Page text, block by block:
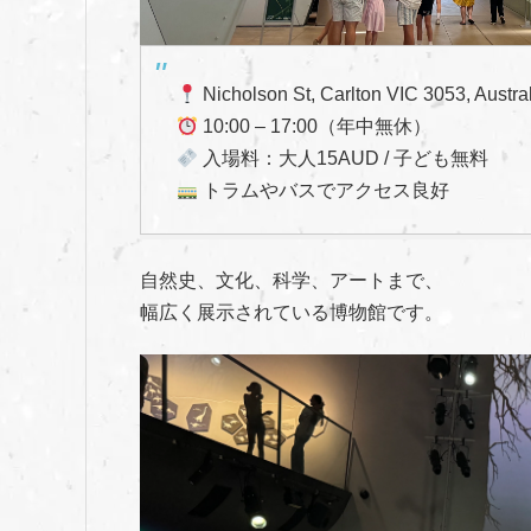
Nicholson St, Carlton VIC 3053,
10:00 – 17:00（年中無休）
入場料：大人15AUD / 子ども無料
トラムやバスでアクセス良好
自然史、文化、科学、アートまで、
幅広く展示されている博物館です。